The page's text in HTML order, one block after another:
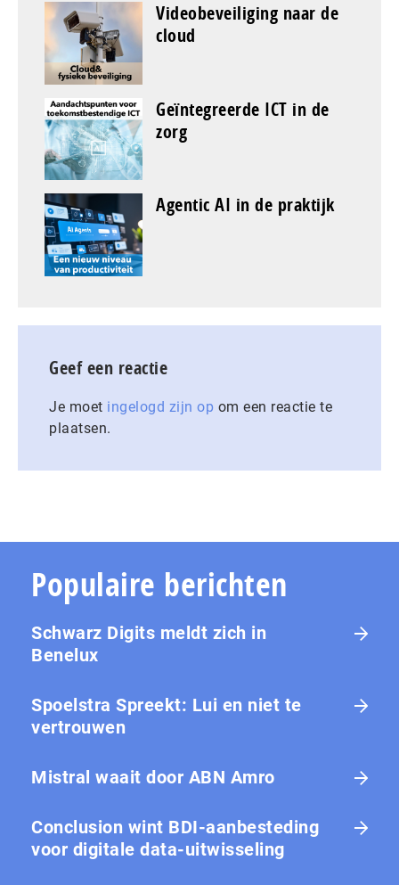
Videobeveiliging naar de
cloud
Geïntegreerde ICT in de
zorg
Agentic AI in de praktijk
Geef een reactie
Je moet ingelogd zijn op om een reactie te
plaatsen.
Populaire berichten
Schwarz Digits meldt zich in
Benelux
Spoelstra Spreekt: Lui en niet te
vertrouwen
Mistral waait door ABN Amro
Conclusion wint BDI-aanbesteding
voor digitale data-uitwisseling